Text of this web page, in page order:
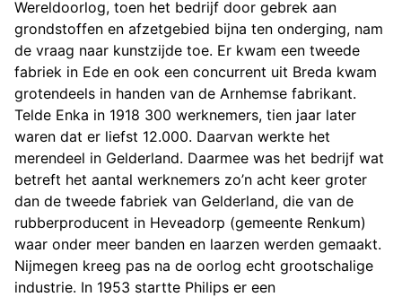
Wereldoorlog, toen het bedrijf door gebrek aan
grondstoffen en afzetgebied bijna ten onderging, nam
de vraag naar kunstzijde toe. Er kwam een tweede
fabriek in Ede en ook een concurrent uit Breda kwam
grotendeels in handen van de Arnhemse fabrikant.
Telde Enka in 1918 300 werknemers, tien jaar later
waren dat er liefst 12.000. Daarvan werkte het
merendeel in Gelderland. Daarmee was het bedrijf wat
betreft het aantal werknemers zo’n acht keer groter
dan de tweede fabriek van Gelderland, die van de
rubberproducent in Heveadorp (gemeente Renkum)
waar onder meer banden en laarzen werden gemaakt.
Nijmegen kreeg pas na de oorlog echt grootschalige
industrie. In 1953 startte Philips er een